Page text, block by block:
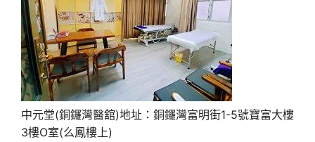
中元堂(銅鑼灣醫舘)地址：銅鑼灣富明街1-5號寶富大樓
3樓O室(么鳳樓上)